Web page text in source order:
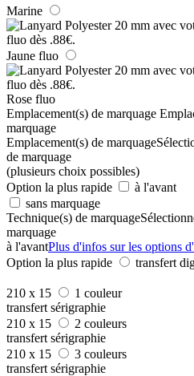
Marine
Jaune fluo
Rose fluo
Emplacement(s) de marquage
marquage
Emplacement(s) de marquage
de marquage
(plusieurs choix possibles)
Option la plus rapide
à l'avant
sans marquage
Technique(s) de marquage
marquage
à l'avantPlus d'infos sur les options
Option la plus rapide
transfert
210 x 15
1 couleur
transfert sérigraphie
210 x 15
2 couleurs
transfert sérigraphie
210 x 15
3 couleurs
transfert sérigraphie